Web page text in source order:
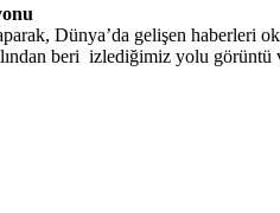
Dünya’da gelişen haberleri
beri izlediğimiz yolu görüntü